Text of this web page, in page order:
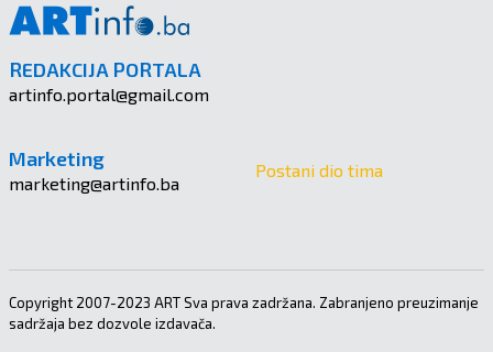
REDAKCIJA PORTALA
artinfo.portal@gmail.com
Marketing
marketing@artinfo.ba
Postani dio tima
Copyright 2007-2023 ART Sva prava zadržana. Zabranjeno preuzimanje
sadržaja bez dozvole izdavača.